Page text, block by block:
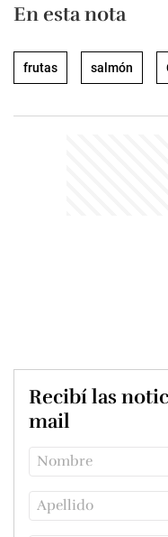
En esta nota
frutas salmón
Recibí las
mail